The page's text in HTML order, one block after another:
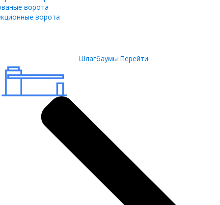
ворота
ворота
Шлагбаумы Перейти